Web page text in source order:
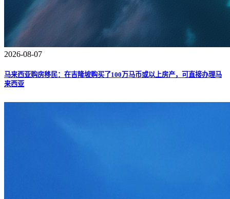
2026-08-07
马来西亚购房移民：在吉隆坡购买了100万马币或以上房产，可直接办理马
来西亚